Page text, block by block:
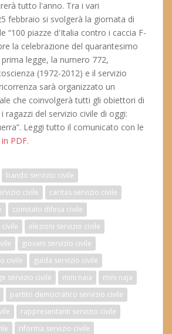
tutto l'anno. Tra i vari
febbraio si svolgerà la giornata di
“100 piazze d'Italia contro i caccia F-
la celebrazione del quarantesimo
legge, la numero 772,
(1972-2012) e il servizio
sarà organizzato un
che coinvolgerà tutti gli obiettori di
ragazzi del servizio civile di oggi:
Leggi tutto il comunicato con le
PDF.
bando servizio civile
civile
caritas servizio civile
comitato difesa civile
elezioni servizio civile
giovani servizio civile
civile
guida servizio civile
servizio civile mini naia
mini naja
partito democratico servizio civile
rappresentanti servizio civile
riforma servizio civile